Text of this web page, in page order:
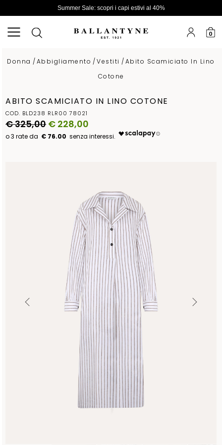
Summer Sale: scopri i capi estivi al 40%
0
Donna /Abbigliamento /Vestiti /Abito Scamiciato In Lino
Cotone
ABITO SCAMICIATO IN LINO COTONE
COD. BLD238 RLR00 78021
€ 325,00€ 228,00
€ 76.00